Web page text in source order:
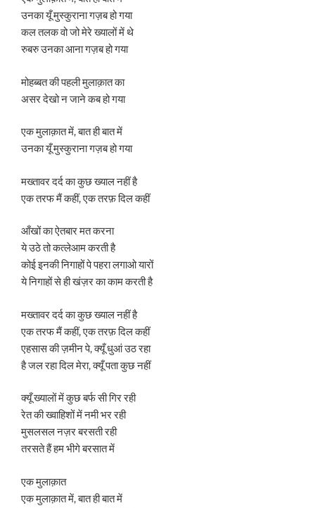
उनका यूँ मुस्कुराना गज़ब हो गया
कल तलक वो जो मेरे ख्यालों में थे
रुबरु उनका आना गज़ब हो गया
मोहब्बत की पहली मुलाक़ात का
असर देखो न जाने कब हो गया
एक मुलाक़ात में, बात ही बात में
उनका यूँ मुस्कुराना गज़ब हो गया
मख्तावर दर्द का कुछ ख्याल नहीं है
एक तरफ मैं कहीं, एक तरफ़ दिल कहीं
आँखों का ऐतबार मत करना
ये उठे तो कत्लेआम करती है
कोई इनकी निगाहों पे पहरा लगाओ यारों
ये निगाहों से ही खंज़र का काम करती है
मख्तावर दर्द का कुछ ख्याल नहीं है
एक तरफ मैं कहीं, एक तरफ़ दिल कहीं
एहसास की ज़मीन पे, क्यूँ धुआं उठ रहा
है जल रहा दिल मेरा, क्यूँ पता कुछ नहीं
क्यूँ ख्यालों में कुछ बर्फ सी गिर रही
रेत की ख्वाहिशों में नमी भर रही
मुसलसल नज़र बरसती रही
तरसते हैं हम भीगे बरसात में
एक मुलाक़ात
एक मुलाक़ात में, बात ही बात में